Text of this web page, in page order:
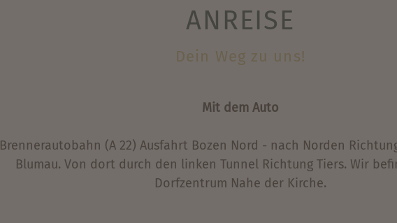
ANREISE
Dein Weg zu uns!
Mit dem Auto
Brennerautobahn (A 22) Ausfahrt Bozen Nord - nach Norden
Blumau. Von dort durch den linken Tunnel Richtung Tiers. Wir
Dorfzentrum Nahe der Kirche.